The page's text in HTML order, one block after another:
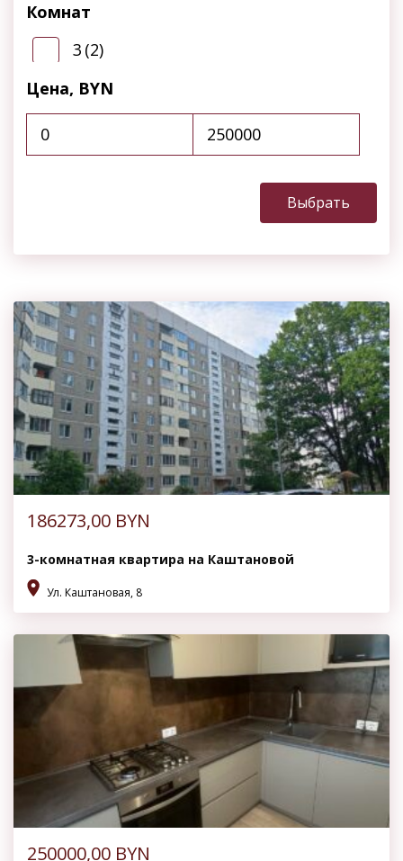
Комнат
3 (2)
Цена, BYN
Выбрать
186273,00 BYN
3-комнатная квартира на Каштановой
Ул. Каштановая, 8
250000,00 BYN